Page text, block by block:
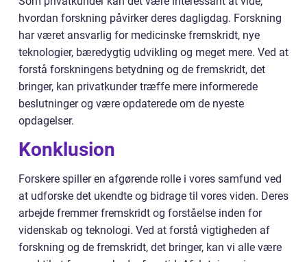
hvordan forskning påvirker deres dagligdag. Forskning
har været ansvarlig for medicinske fremskridt, nye
teknologier, bæredygtig udvikling og meget mere. Ved at
forstå forskningens betydning og de fremskridt, det
bringer, kan privatkunder træffe mere informerede
beslutninger og være opdaterede om de nyeste
opdagelser.
Konklusion
Forskere spiller en afgørende rolle i vores samfund ved
at udforske det ukendte og bidrage til vores viden. Deres
arbejde fremmer fremskridt og forståelse inden for
videnskab og teknologi. Ved at forstå vigtigheden af
forskning og de fremskridt, det bringer, kan vi alle være